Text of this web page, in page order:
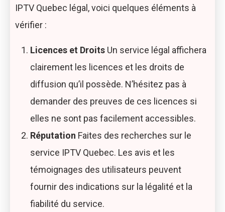
IPTV Quebec légal, voici quelques éléments à
vérifier :
Licences et Droits Un service légal affichera
clairement les licences et les droits de
diffusion qu’il possède. N’hésitez pas à
demander des preuves de ces licences si
elles ne sont pas facilement accessibles.
Réputation Faites des recherches sur le
service IPTV Quebec. Les avis et les
témoignages des utilisateurs peuvent
fournir des indications sur la légalité et la
fiabilité du service.